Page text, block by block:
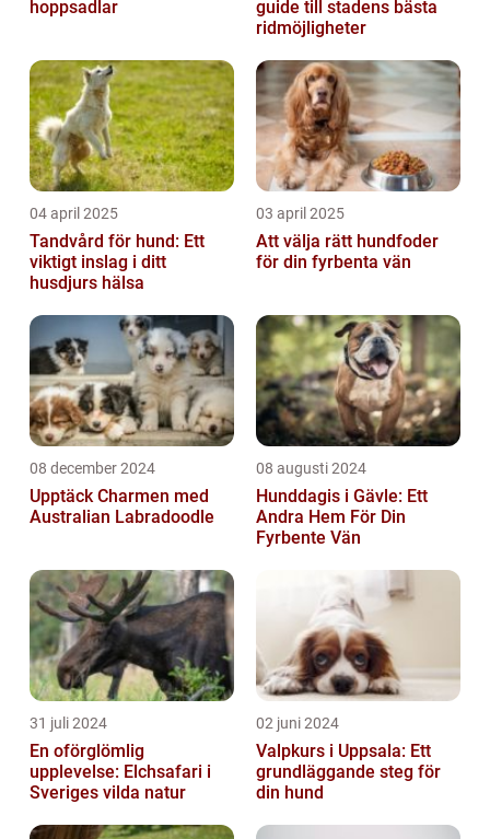
hoppsadlar
guide till stadens bästa
ridmöjligheter
04 april 2025
Tandvård för hund: Ett
viktigt inslag i ditt
husdjurs hälsa
03 april 2025
Att välja rätt hundfoder
för din fyrbenta vän
08 december 2024
Upptäck Charmen med
Australian Labradoodle
08 augusti 2024
Hunddagis i Gävle: Ett
Andra Hem För Din
Fyrbente Vän
31 juli 2024
En oförglömlig
upplevelse: Elchsafari i
Sveriges vilda natur
02 juni 2024
Valpkurs i Uppsala: Ett
grundläggande steg för
din hund